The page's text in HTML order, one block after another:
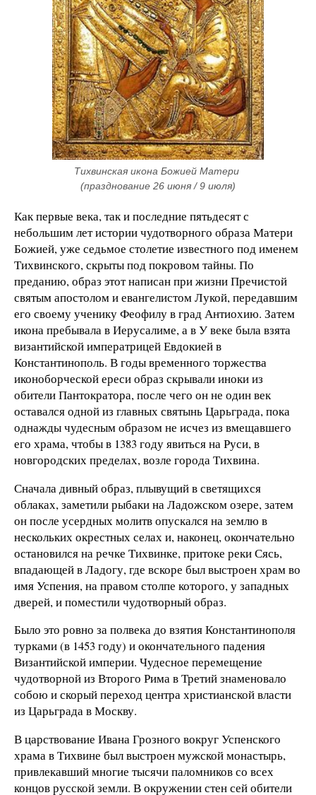
Тихвинская икона Божией Матери
(празднование 26 июня / 9 июля)
Как первые века, так и последние пятьдесят с
небольшим лет истории чудотворного образа Матери
Божией, уже седьмое столетие известного под именем
Тихвинского, скрыты под покровом тайны. По
преданию, образ этот написан при жизни Пречистой
святым апостолом и евангелистом Лукой, передавшим
его своему ученику Феофилу в град Антиохию. Затем
икона пребывала в Иерусалиме, а в У веке была взята
византийской императрицей Евдокией в
Константинополь. В годы временного торжества
иконоборческой ереси образ скрывали иноки из
обители Пантократора, после чего он не один век
оставался одной из главных святынь Царьграда, пока
однажды чудесным образом не исчез из вмещавшего
его храма, чтобы в 1383 году явиться на Руси, в
новгородских пределах, возле города Тихвина.
Сначала дивный образ, плывущий в светящихся
облаках, заметили рыбаки на Ладожском озере, затем
он после усердных молитв опускался на землю в
нескольких окрестных селах и, наконец, окончательно
остановился на речке Тихвинке, притоке реки Сясь,
впадающей в Ладогу, где вскоре был выстроен храм во
имя Успения, на правом столпе которого, у западных
дверей, и поместили чудотворный образ.
Было это ровно за полвека до взятия Константинополя
турками (в 1453 году) и окончательного падения
Византийской империи. Чудесное перемещение
чудотворной из Второго Рима в Третий знаменовало
собою и скорый переход центра христианской власти
из Царьграда в Москву.
В царствование Ивана Грозного вокруг Успенского
храма в Тихвине был выстроен мужской монастырь,
привлекавший многие тысячи паломников со всех
концов русской земли. В окружении стен сей обители